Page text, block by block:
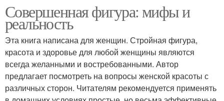
Совершенная фигура: мифы и
реальность
Эта книга написана для женщин. Стройная фигура,
красота и здоровье для любой женщины являются
всегда желанными и востребованными. Автор
предлагает посмотреть на вопросы женской красоты с
различных сторон. Читателям рекомендуется применять